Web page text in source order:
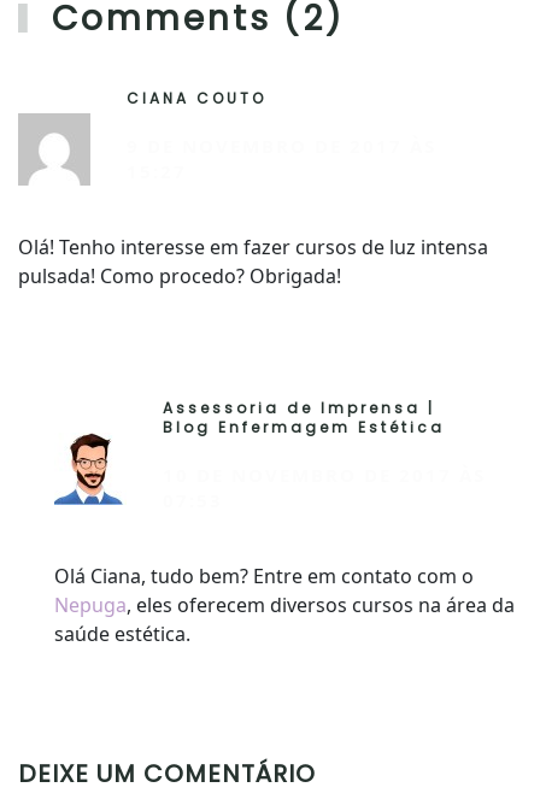
Comments (2)
CIANA COUTO
Olá! Tenho interesse em fazer cursos de luz intensa
pulsada! Como procedo? Obrigada!
Assessoria de Imprensa |
Blog Enfermagem Estética
Olá Ciana, tudo bem? Entre em contato com o
Nepuga, eles oferecem diversos cursos na área da
saúde estética.
DEIXE UM COMENTÁRIO